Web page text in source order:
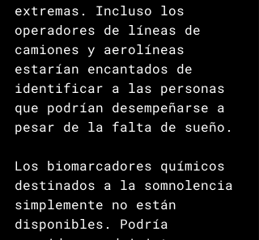
extremas. Incluso los
operadores de líneas de
camiones y aerolíneas
estarían encantados de
identificar a las personas
que podrían desempeñarse a
pesar de la falta de sueño.
Los biomarcadores químicos
destinados a la somnolencia
simplemente no están
disponibles. Podría